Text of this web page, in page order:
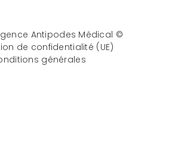
Antipodes Médical ©
de confidentialité (UE)
générales